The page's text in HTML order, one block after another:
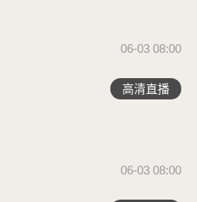
06-03 08:00
高清直播
06-03 08:00